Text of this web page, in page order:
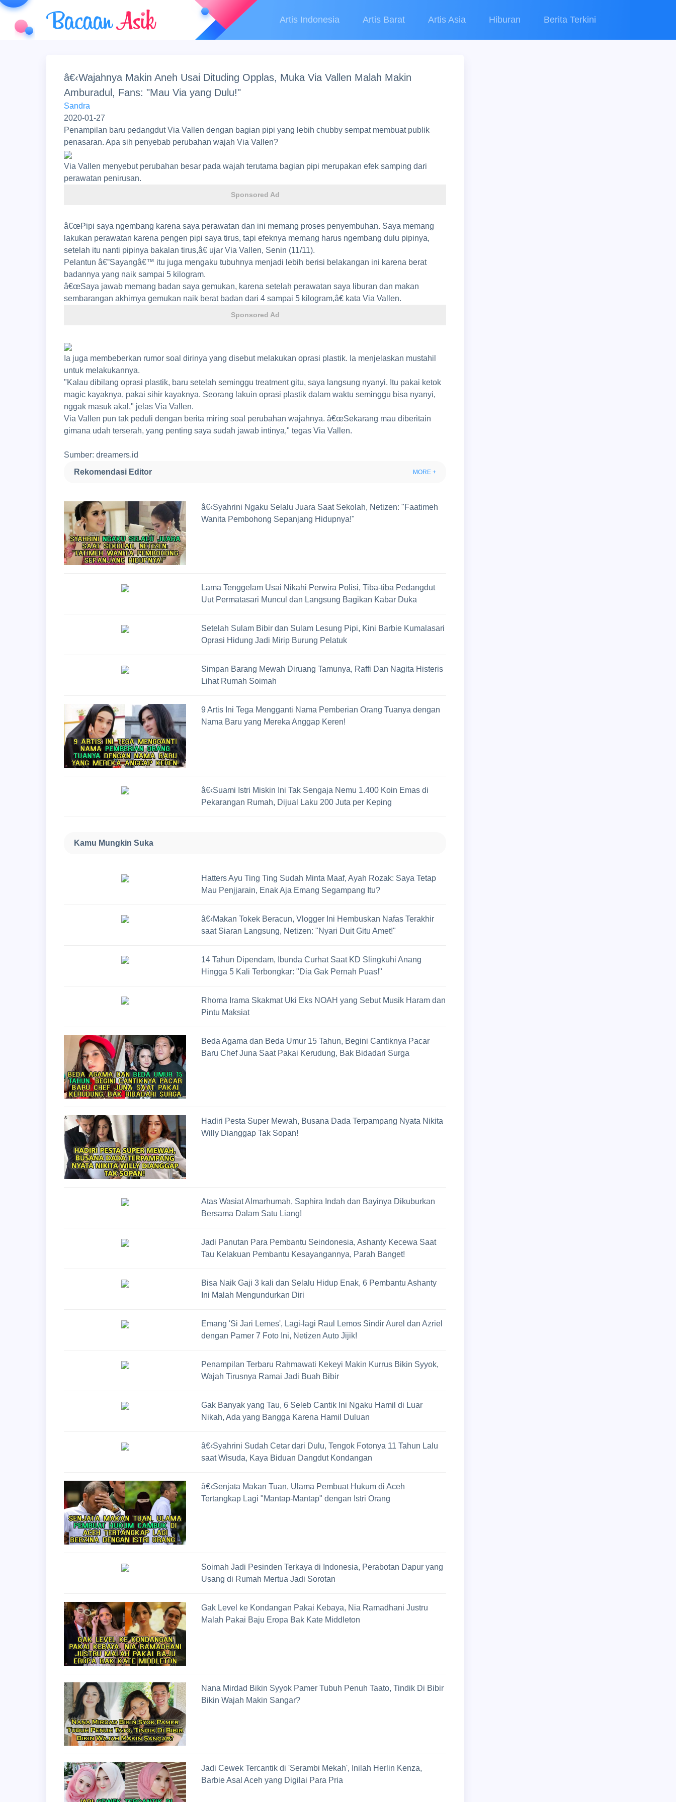
Artis Indonesia Artis Barat Artis Asia Hiburan Berita Terkini
â€‹Wajahnya Makin Aneh Usai Dituding Opplas, Muka Via Vallen Malah Makin
Amburadul, Fans: "Mau Via yang Dulu!"
Sandra
2020-01-27
Penampilan baru pedangdut Via Vallen dengan bagian pipi yang lebih chubby sempat membuat publik
penasaran. Apa sih penyebab perubahan wajah Via Vallen?
Via Vallen menyebut perubahan besar pada wajah terutama bagian pipi merupakan efek samping dari
perawatan penirusan.
Sponsored Ad
â€œPipi saya ngembang karena saya perawatan dan ini memang proses penyembuhan. Saya memang
lakukan perawatan karena pengen pipi saya tirus, tapi efeknya memang harus ngembang dulu pipinya,
setelah itu nanti pipinya bakalan tirus,â€ ujar Via Vallen, Senin (11/11).
Pelantun â€˜Sayangâ€™ itu juga mengaku tubuhnya menjadi lebih berisi belakangan ini karena berat
badannya yang naik sampai 5 kilogram.
â€œSaya jawab memang badan saya gemukan, karena setelah perawatan saya liburan dan makan
sembarangan akhirnya gemukan naik berat badan dari 4 sampai 5 kilogram,â€ kata Via Vallen.
Sponsored Ad
Ia juga membeberkan rumor soal dirinya yang disebut melakukan oprasi plastik. Ia menjelaskan mustahil
untuk melakukannya.
"Kalau dibilang oprasi plastik, baru setelah seminggu treatment gitu, saya langsung nyanyi. Itu pakai ketok
magic kayaknya, pakai sihir kayaknya. Seorang lakuin oprasi plastik dalam waktu seminggu bisa nyanyi,
nggak masuk akal," jelas Via Vallen.
Via Vallen pun tak peduli dengan berita miring soal perubahan wajahnya. â€œSekarang mau diberitain
gimana udah terserah, yang penting saya sudah jawab intinya," tegas Via Vallen.
Sumber: dreamers.id
Rekomendasi Editor
MORE +
â€‹Syahrini Ngaku Selalu Juara Saat Sekolah, Netizen: "Faatimeh
Wanita Pembohong Sepanjang Hidupnya!"
Lama Tenggelam Usai Nikahi Perwira Polisi, Tiba-tiba Pedangdut
Uut Permatasari Muncul dan Langsung Bagikan Kabar Duka
Setelah Sulam Bibir dan Sulam Lesung Pipi, Kini Barbie Kumalasari
Oprasi Hidung Jadi Mirip Burung Pelatuk
Simpan Barang Mewah Diruang Tamunya, Raffi Dan Nagita Histeris
Lihat Rumah Soimah
9 Artis Ini Tega Mengganti Nama Pemberian Orang Tuanya dengan
Nama Baru yang Mereka Anggap Keren!
â€‹Suami Istri Miskin Ini Tak Sengaja Nemu 1.400 Koin Emas di
Pekarangan Rumah, Dijual Laku 200 Juta per Keping
Kamu Mungkin Suka
Hatters Ayu Ting Ting Sudah Minta Maaf, Ayah Rozak: Saya Tetap
Mau Penjjarain, Enak Aja Emang Segampang Itu?
â€‹Makan Tokek Beracun, Vlogger Ini Hembuskan Nafas Terakhir
saat Siaran Langsung, Netizen: "Nyari Duit Gitu Amet!"
14 Tahun Dipendam, Ibunda Curhat Saat KD Slingkuhi Anang
Hingga 5 Kali Terbongkar: "Dia Gak Pernah Puas!"
Rhoma Irama Skakmat Uki Eks NOAH yang Sebut Musik Haram dan
Pintu Maksiat
Beda Agama dan Beda Umur 15 Tahun, Begini Cantiknya Pacar
Baru Chef Juna Saat Pakai Kerudung, Bak Bidadari Surga
Hadiri Pesta Super Mewah, Busana Dada Terpampang Nyata Nikita
Willy Dianggap Tak Sopan!
Atas Wasiat Almarhumah, Saphira Indah dan Bayinya Dikuburkan
Bersama Dalam Satu Liang!
Jadi Panutan Para Pembantu Seindonesia, Ashanty Kecewa Saat
Tau Kelakuan Pembantu Kesayangannya, Parah Banget!
Bisa Naik Gaji 3 kali dan Selalu Hidup Enak, 6 Pembantu Ashanty
Ini Malah Mengundurkan Diri
Emang 'Si Jari Lemes', Lagi-lagi Raul Lemos Sindir Aurel dan Azriel
dengan Pamer 7 Foto Ini, Netizen Auto Jijik!
Penampilan Terbaru Rahmawati Kekeyi Makin Kurrus Bikin Syyok,
Wajah Tirusnya Ramai Jadi Buah Bibir
Gak Banyak yang Tau, 6 Seleb Cantik Ini Ngaku Hamil di Luar
Nikah, Ada yang Bangga Karena Hamil Duluan
â€‹Syahrini Sudah Cetar dari Dulu, Tengok Fotonya 11 Tahun Lalu
saat Wisuda, Kaya Biduan Dangdut Kondangan
â€‹Senjata Makan Tuan, Ulama Pembuat Hukum di Aceh
Tertangkap Lagi "Mantap-Mantap" dengan Istri Orang
Soimah Jadi Pesinden Terkaya di Indonesia, Perabotan Dapur yang
Usang di Rumah Mertua Jadi Sorotan
Gak Level ke Kondangan Pakai Kebaya, Nia Ramadhani Justru
Malah Pakai Baju Eropa Bak Kate Middleton
Nana Mirdad Bikin Syyok Pamer Tubuh Penuh Taato, Tindik Di Bibir
Bikin Wajah Makin Sangar?
Jadi Cewek Tercantik di 'Serambi Mekah', Inilah Herlin Kenza,
Barbie Asal Aceh yang Digilai Para Pria